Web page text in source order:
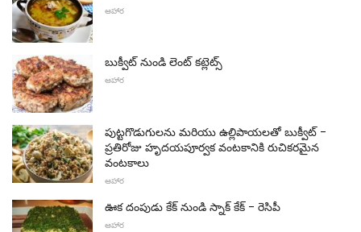
ఆహార
బుక్వీట్ నుండి లెంట్ కట్లెట్స్
ఆహార
పుట్టగొడుగులను మరియు ఉల్లిపాయలతో బుక్వీట్ -
ప్రతిరోజు హృదయపూర్వక వంటకానికి రుచికరమైన
వంటకాలు
ఆహార
ఊక దంపుడు కేక్ నుండి స్నాక్ కేక్ - రెసిపీ
ఆహార